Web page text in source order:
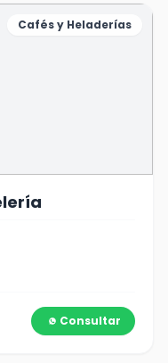
Cafés y Heladerías
Consultar